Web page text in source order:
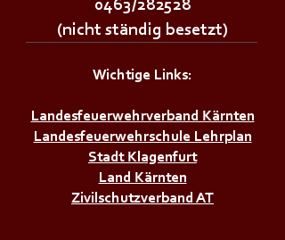
0463/282528
(nicht ständig besetzt)
Wichtige Links:
Landesfeuerwehrverband Kärnten
Landesfeuerwehrschule Lehrplan
Stadt Klagenfurt
Land Kärnten
Zivilschutzverband AT